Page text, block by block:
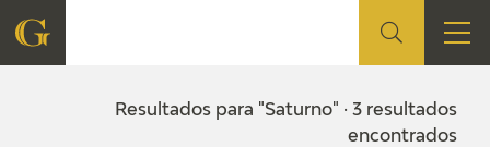
Resultados para "Saturno" · 3 resultados
encontrados